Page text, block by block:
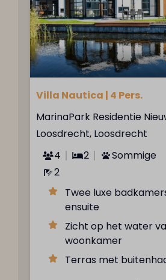
Villa Nautica | 4 Pers.
MarinaPark Residentie
Loosdrecht, Loosdrecht
4
2
Sommige
2
Twee luxe
ensuite
Zicht op het water
woonkamer
Terras met